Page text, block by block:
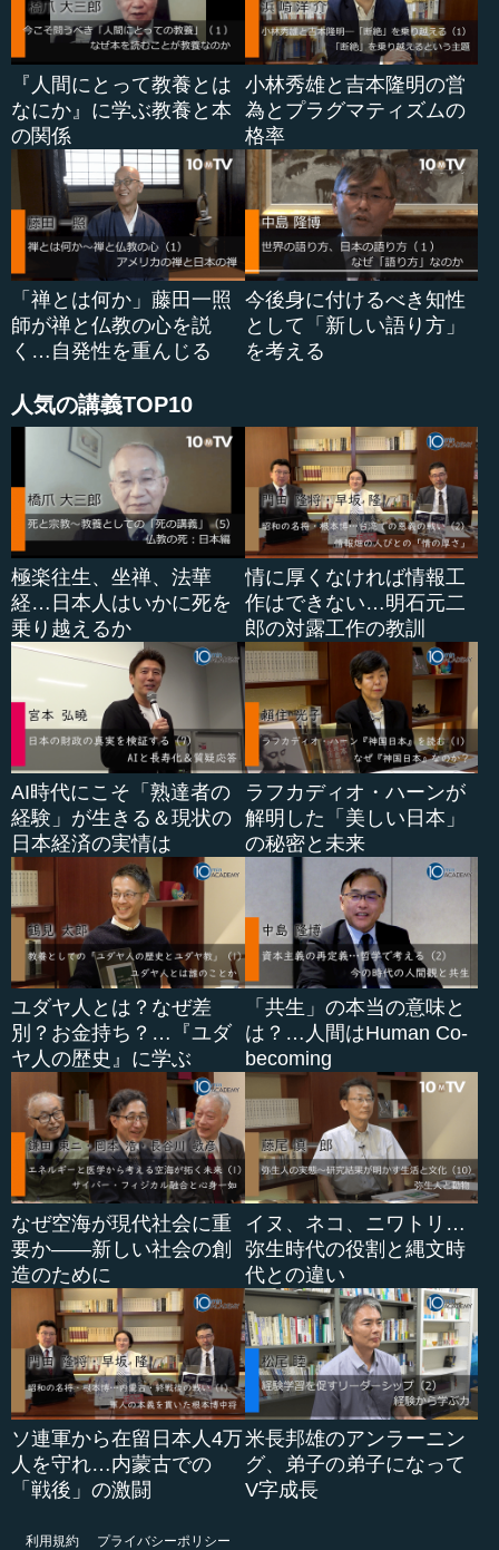
柿埜 石橋は、「そもそも植民地を持ったり、軍国主義を
行ったりすることは経済的にも引き合わない。日本はむし
ろアメリカとの貿易で成り立っている国で、植民地貿易な
ど大したメリットはないし、植民地の資源を獲得するより
も、貿易で相手の国に投資したり、貿易をしたりして獲得
するほうがはるかに安上がりで、しかも国全体を豊かにす
る。お互いにメリットになるのだ」ということを主張した
人です。
要す...
『人間にとって教養とは
なにか』に学ぶ教養と本
の関係
小林秀雄と吉本隆明の営
為とプラグマティズムの
格率
「禅とは何か」藤田一照
師が禅と仏教の心を説
く…自発性を重んじる
今後身に付けるべき知性
として「新しい語り方」
を考える
人気の講義TOP10
極楽往生、坐禅、法華
経…日本人はいかに死を
乗り越えるか
情に厚くなければ情報工
作はできない…明石元二
郎の対露工作の教訓
AI時代にこそ「熟達者の
経験」が生きる＆現状の
日本経済の実情は
ラフカディオ・ハーンが
解明した「美しい日本」
の秘密と未来
ユダヤ人とは？なぜ差
別？お金持ち？…『ユダ
ヤ人の歴史』に学ぶ
「共生」の本当の意味と
は？…人間はHuman Co-
becoming
なぜ空海が現代社会に重
要か――新しい社会の創
造のために
イヌ、ネコ、ニワトリ…
弥生時代の役割と縄文時
代との違い
ソ連軍から在留日本人4万
人を守れ…内蒙古での
「戦後」の激闘
米長邦雄のアンラーニン
グ、弟子の弟子になって
V字成長
利用規約
プライバシーポリシー